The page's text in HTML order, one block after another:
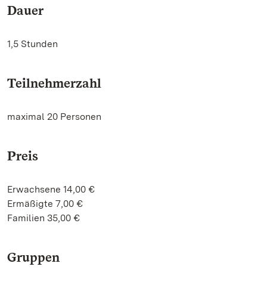
Dauer
1,5 Stunden
Teilnehmerzahl
maximal 20 Personen
Preis
Erwachsene 14,00 €
Ermäßigte 7,00 €
Familien 35,00 €
Gruppen